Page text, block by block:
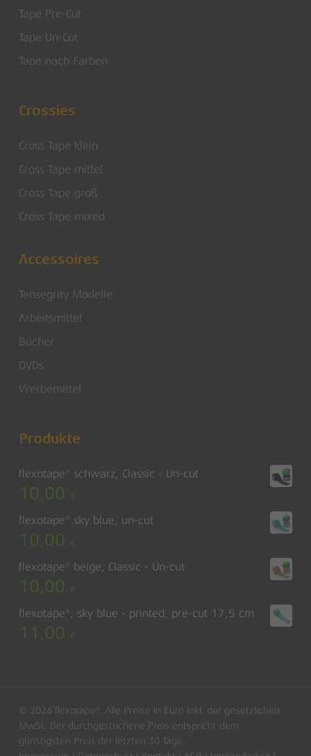
Tape Pre-Cut
Tape Un-Cut
Tape nach Farben
Crossies
Cross Tape klein
Cross Tape mittel
Cross Tape groß
Cross Tape mixed
Accessoires
Tensegrity Modelle
Arbeitsmittel
Bücher
DVDs
Werbemittel
Produkte
flexotape® schwarz, Classic - Un-cut
10,00 €
flexotape® sky blue, un-cut
10,00 €
flexotape® beige, Classic - Un-cut
10,00 €
flexotape®, sky blue - printed, pre-cut 17,5 cm
11,00 €
© 2026 flexotape®. Alle Preise in Euro inkl. der gesetzlichen
MwSt. Der durchgestrichene Preis entspricht dem
günstigsten Preis der letzten 30 Tage.